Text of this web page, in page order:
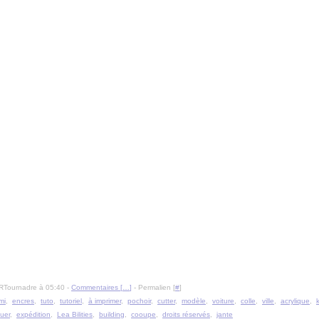
à 05:40 - Commentaires [ ] - Permalien [#]
encres tuto tutoriel à imprimer, pochoir, cutter, modèle voiture colle ville acrylique
, expédition Lea Bilities building cooupe droits réservés jante